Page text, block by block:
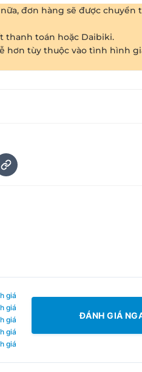
nữa, đơn hàng sẽ được chuyển
thanh toán hoặc Daibiki.
hơn tùy thuộc vào tình hình
giá
giá
giá
giá
giá
ĐÁNH GIÁ